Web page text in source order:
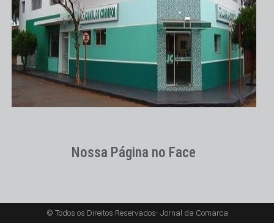
Nossa Página no Face
© Todos os Direitos Reservados- Jornal da Comarca